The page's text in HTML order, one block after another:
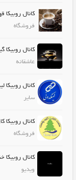
کانال روبیکا
فروشگاه
کانال روبیکا
عاشقانه
کانال روبیکا
سایر
کانال روبیکا
فروشگاه
کانال روبیکا
ویدیو